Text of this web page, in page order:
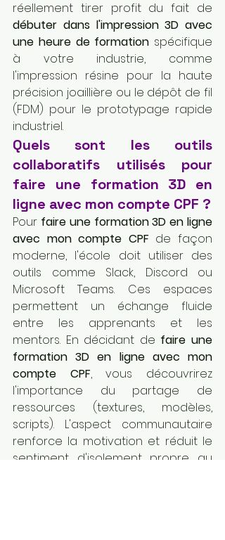
débuter dans l'impression 3D avec
une heure de formation spécifique
à votre industrie, comme
l'impression résine pour la haute
précision joaillière ou le dépôt de fil
(FDM) pour le prototypage rapide
industriel.
Quels sont les outils
collaboratifs utilisés pour
faire une formation 3D en
ligne avec mon compte CPF ?
Pour faire une formation 3D en ligne
avec mon compte CPF de façon
moderne, l'école doit utiliser des
outils comme Slack, Discord ou
Microsoft Teams. Ces espaces
permettent un échange fluide
entre les apprenants et les
mentors. En décidant de faire une
formation 3D en ligne avec mon
compte CPF, vous découvrirez
l'importance du partage de
ressources (textures, modèles,
scripts). L'aspect communautaire
renforce la motivation et réduit le
sentiment d'isolement propre au